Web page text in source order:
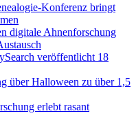
Konferenz bringt
digitale Ahnenforschung
veröffentlicht 18
über Halloween zu über 1,5
erlebt rasant